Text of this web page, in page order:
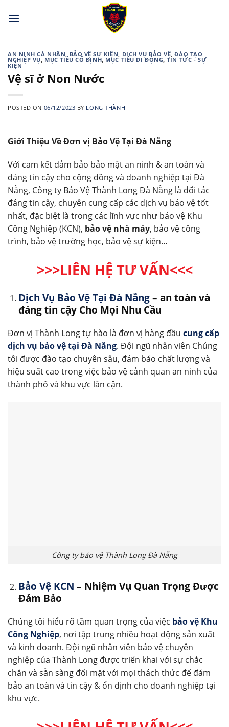
AN NINH CÁ NHÂN, BẢO VỆ SỰ KIỆN, DỊCH VỤ BẢO VỆ,ĐÀO TẠO
NGHIỆP VỤ, MỤC TIÊU CỐ ĐỊNH, MỤC TIÊU DI ĐỘNG,TIN TỨC - SỰ
KIỆN
Vệ sĩ ở Non Nước
POSTED ON 06/12/2023 BY LONG THÀNH
Giới Thiệu Về Đơn vị Bảo Vệ Tại Đà Nẵng
Với cam kết đảm bảo bảo mật an ninh & an toàn và
đáng tin cậy cho cộng đồng và doanh nghiệp tại Đà
Nẵng, Công ty Bảo Vệ Thành Long Đà Nẵng là đối tác
đáng tin cậy, chuyên cung cấp các dịch vụ bảo vệ tốt
nhất, đặc biệt là trong các lĩnh vực như bảo vệ Khu
Công Nghiệp (KCN), bảo vệ nhà máy, bảo vệ công
trình, bảo vệ trường học, bảo vệ sự kiện…
>>>LIÊN HỆ TƯ VẤN<<<
Dịch Vụ Bảo Vệ Tại Đà Nẵng– an toàn và
đáng tin cậy Cho Mọi Nhu Cầu
Đơn vị Thành Long tự hào là đơn vị hàng đầu cung cấp
dịch vụ bảo vệ tại Đà Nẵng. Đội ngũ nhân viên Chúng
tôi được đào tạo chuyên sâu, đảm bảo chất lượng và
hiệu suất cao trong việc bảo vệ cảnh quan an ninh của
thành phố và khu vực lân cận.
Công ty bảo vệ Thành Long Đà Nẵng
Bảo Vệ KCN – Nhiệm Vụ Quan Trọng Được
Đảm Bảo
Chúng tôi hiểu rõ tầm quan trọng của việc bảo vệ Khu
Công Nghiệp, nơi tập trung nhiều hoạt động sản xuất
và kinh doanh. Đội ngũ nhân viên bảo vệ chuyên
nghiệp của Thành Long được triển khai với sự chắc
chắn và sẵn sàng đối mặt với mọi thách thức để đảm
bảo an toàn và tin cậy & ổn định cho doanh nghiệp tại
khu vực.